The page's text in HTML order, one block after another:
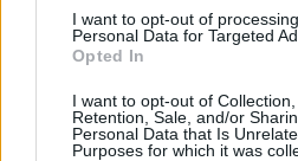
I want to opt-out of
Personal Data for Targeted
Opted In
I want to opt-out of Collection,
Retention, Sale, and/or
Personal Data that Is
Purposes for which it was
automašīnas – gan 511.
notikuma vietā pirmā un